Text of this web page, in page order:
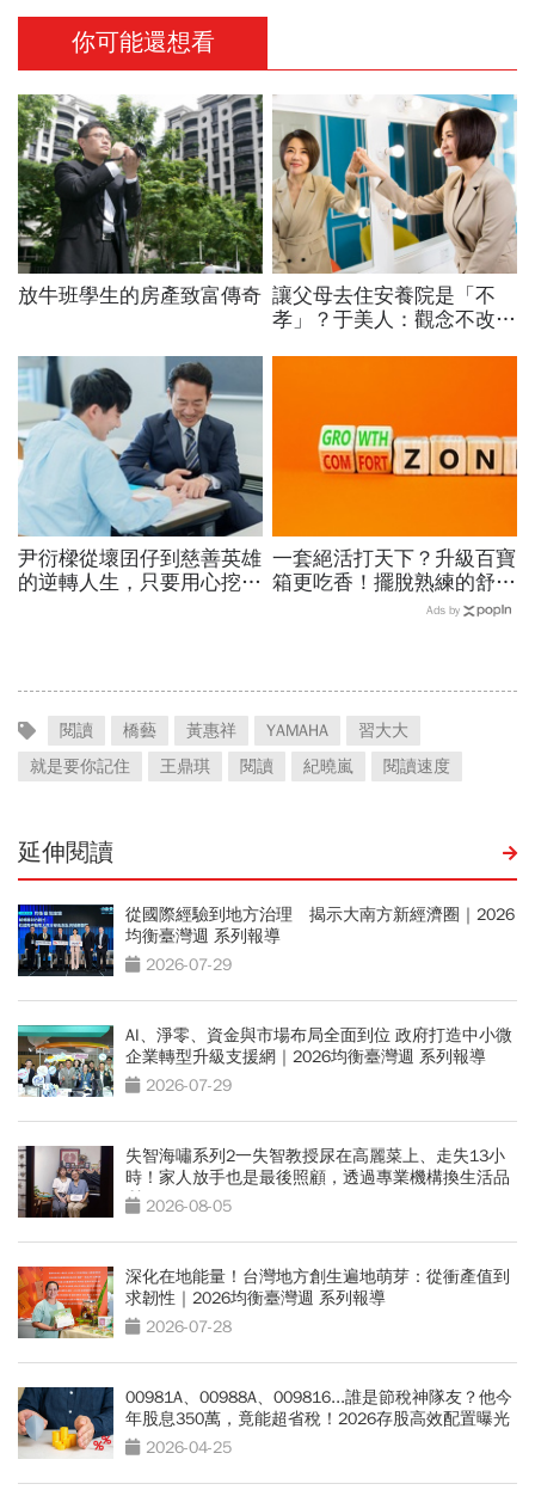
你可能還想看
放牛班學生的房產致富傳奇 讓父母去住安養院是「不
孝」？于美人：觀念不改，
尹衍樑從壞囝仔到慈善英雄
的逆轉人生，只要用心挖
一套絕活打天下？升級百寶
箱更吃香！擺脫熟練的舒適
圈，跳出越做越窄的專業陷
Ads by
閱讀 橋藝 黃惠祥 YAMAHA
習大大
就是要你記住
王鼎琪 閱讀 紀曉嵐 閱讀速度
延伸閱讀
從國際經驗到地方治理 揭示大南方新經濟圈｜2026
均衡臺灣週 系列報導
2026-07-29
AI、淨零、資金與市場布局全面到位 政府打造中小微
企業轉型升級支援網｜2026均衡臺灣週 系列報導
2026-07-29
失智海嘯系列2一失智教授尿在高麗菜上、走失13小
時！家人放手也是最後照顧，透過專業機構換生活品
質 2026-08-05
深化在地能量！台灣地方創生遍地萌芽：從衝產值到
求韌性｜2026均衡臺灣週 系列報導
2026-07-28
00981A、00988A、009816...誰是節稅神隊友？他今
年股息350萬，竟能超省稅！2026存股高效配置曝光
2026-04-25